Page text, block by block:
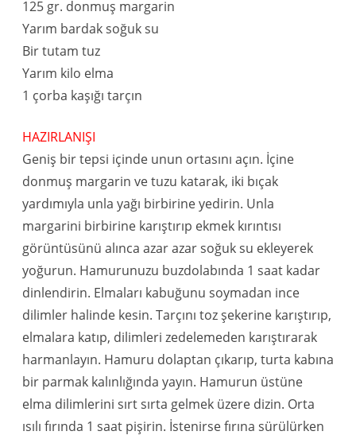
125 gr. donmuş margarin
Yarım bardak soğuk su
Bir tutam tuz
Yarım kilo elma
1 çorba kaşığı tarçın
HAZIRLANIŞI
Geniş bir tepsi içinde unun ortasını açın. İçine
donmuş margarin ve tuzu katarak, iki bıçak
yardımıyla unla yağı birbirine yedirin. Unla
margarini birbirine karıştırıp ekmek kırıntısı
görüntüsünü alınca azar azar soğuk su ekleyerek
yoğurun. Hamurunuzu buzdolabında 1 saat kadar
dinlendirin. Elmaları kabuğunu soymadan ince
dilimler halinde kesin. Tarçını toz şekerine karıştırıp,
elmalara katıp, dilimleri zedelemeden karıştırarak
harmanlayın. Hamuru dolaptan çıkarıp, turta kabına
bir parmak kalınlığında yayın. Hamurun üstüne
elma dilimlerini sırt sırta gelmek üzere dizin. Orta
ısılı fırında 1 saat pişirin. İstenirse fırına sürülürken